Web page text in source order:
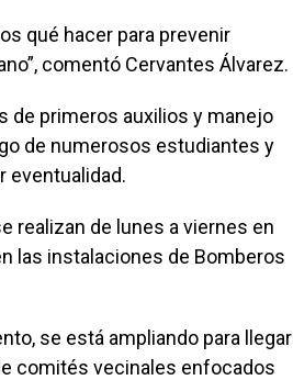
qué hacer para prevenir
comentó Cervantes Álvarez.
de primeros auxilios y manejo
de numerosos estudiantes y
eventualidad.
realizan de lunes a viernes en
las instalaciones de Bomberos
se está ampliando para llegar
comités vecinales enfocados